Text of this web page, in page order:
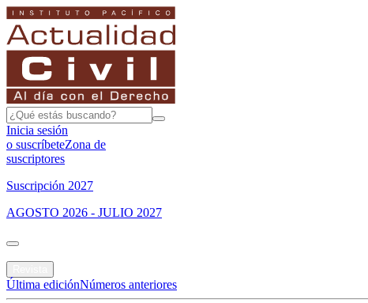
Inicia sesión
o suscríbeteZona de
suscriptores
Suscripción 2027
AGOSTO 2026 - JULIO 2027
Última ediciónNúmeros anteriores